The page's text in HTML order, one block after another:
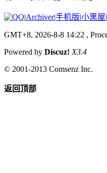
|Archiver|手机版|小黑屋|
GMT+8, 2026-8-8 14:22 ,
Powered by Discuz! X3.4
© 2001-2013 Comsenz Inc.
返回顶部